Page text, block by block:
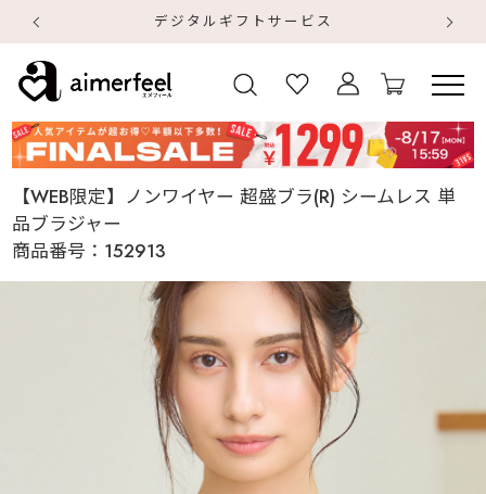
デジタルギフトサービス
【WEB限定】ノンワイヤー 超盛ブラ(R) シームレス 単
品ブラジャー
商品番号： 152913